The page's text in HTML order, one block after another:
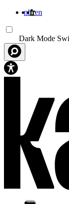
nlfren
Dark Mode